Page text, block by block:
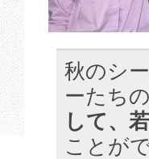
秋のシ
ーたち
して、
ことが